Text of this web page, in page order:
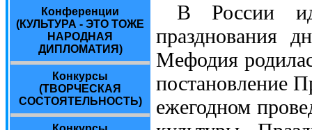
Конференции
(КУЛЬТУРА - ЭТО ТОЖЕ
НАРОДНАЯ
ДИПЛОМАТИЯ)
Конкурсы
(ТВОРЧЕСКАЯ
СОСТОЯТЕЛЬНОСТЬ)
В России
празднования
Мефодия
постановление
ежегодном